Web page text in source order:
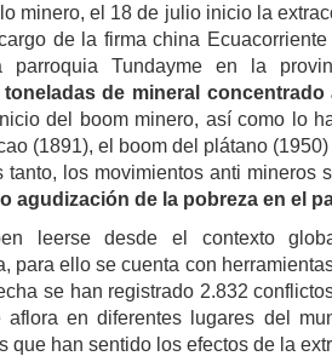
minero, el 18 de julio inicio la
de la firma china Ecuacorriente
parroquia Tundayme en la
de mineral concentrado
del boom minero, así como lo
(1891), el boom del plátano
los movimientos anti mineros
agudización de la pobreza en el
leerse desde el contexto
para ello se cuenta con
se han registrado 2.832
aflora en diferentes lugares del
que han sentido los efectos de la